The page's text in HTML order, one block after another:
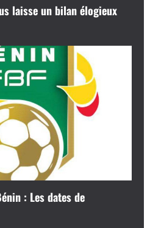
laisse un bilan élogieux
: Les dates de